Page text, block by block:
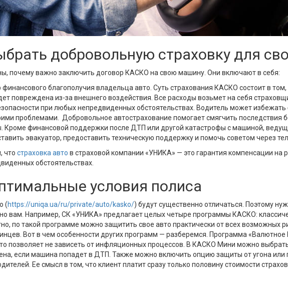
добровольную страховку для
почему важно заключить договор КАСКО на свою машину. Они включают в себя:
финансового благополучия владельца авто. Суть страхования КАСКО состоит в
повреждена из-за внешнего воздействия. Все расходы возьмет на себя
при любых непредвиденных обстоятельствах. Водитель может избежать
проблемами. Добровольное автострахование помогает смягчить последствия
Кроме финансовой поддержки после ДТП или другой катастрофы с машиной,
эвакуатор, предоставить техническую поддержку и помочь советом через
что страховка авто в страховой компании «УНИКА» — это гарантия компенсации
обстоятельствах.
условия полиса
(https://uniqa.ua/ru/private/auto/kasko/) будут существенно отличаться. Поэтому
вам. Например, СК «УНИКА» предлагает целых четыре программы КАСКО:
по такой программе можно защитить свое авто практически от всех возможных
Вот в чем особенности других программ — разберемся. Программа
позволяет не зависеть от инфляционных процессов. В КАСКО Мини можно
если машина попадет в ДТП. Также можно включить опцию защиты от угона
Ее смысл в том, что клиент платит сразу только половину стоимости